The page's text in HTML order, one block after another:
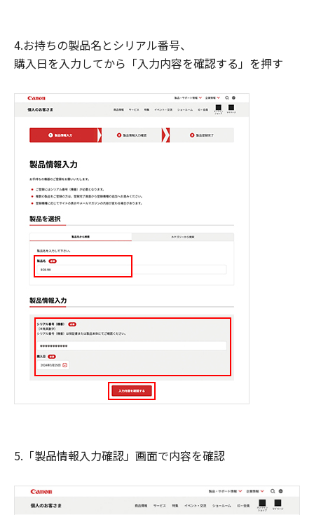
4.お持ちの製品名とシリアル番号、
購入日を入力してから「入力内容を確認する」を押す
5.「製品情報入力確認」画面で内容を確認